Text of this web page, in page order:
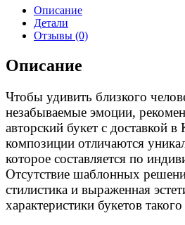
Описание
Детали
Отзывы (0)
Описание
Чтобы удивить близкого
незабываемые эмоции,
авторский букет с доставкой
композиции отличаются
которое составляется по
Отсутствие шаблонных
стилистика и выраженная
характеристики букетов